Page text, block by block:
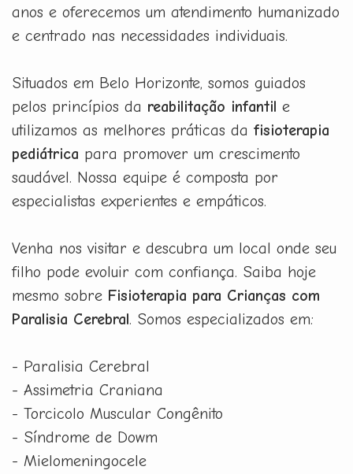
anos e oferecemos um atendimento humanizado
e centrado nas necessidades individuais.
Situados em Belo Horizonte, somos guiados
pelos princípios da reabilitação infantil e
utilizamos as melhores práticas da fisioterapia
pediátrica para promover um crescimento
saudável. Nossa equipe é composta por
especialistas experientes e empáticos.
Venha nos visitar e descubra um local onde seu
filho pode evoluir com confiança. Saiba hoje
mesmo sobre Fisioterapia para Crianças com
Paralisia Cerebral. Somos especializados em:
- Paralisia Cerebral
- Assimetria Craniana
- Torcicolo Muscular Congênito
- Síndrome de Dowm
- Mielomeningocele